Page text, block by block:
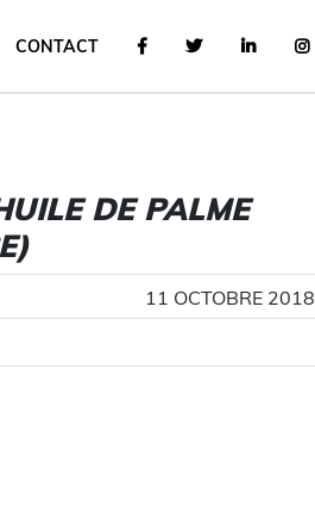
CONTACT
DE PALME
11 OCTOBRE 2018